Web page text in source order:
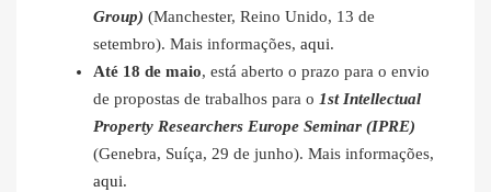
Group) (Manchester, Reino Unido, 13 de
setembro). Mais informações, aqui.
Até 18 de maio, está aberto o prazo para o envio
de propostas de trabalhos para o 1st Intellectual
Property Researchers Europe Seminar (IPRE)
(Genebra, Suíça, 29 de junho). Mais informações,
aqui.